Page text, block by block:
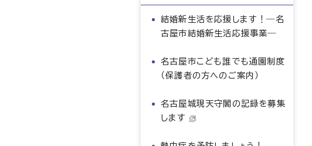
結婚新生活を応援します！―名
古屋市結婚新生活応援事業―
名古屋市こども誰でも通園制度
（保護者の方へのご案内）
名古屋城現天守閣の記録を募集
します